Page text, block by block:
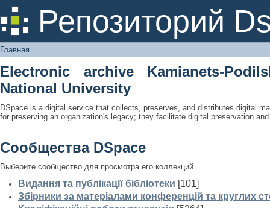
Репозиторий
Главная
Главная
Electronic archive Kamianets-
National University
DSpace is a digital service that collects, preserves, and distributes digital
for preserving an organization's legacy; they facilitate digital preservation
Сообщества DSpace
Выберите сообщество для просмотра его коллекций
Видання та публікації бібліотеки [101]
Збірники за матеріалами конференцій та круглих